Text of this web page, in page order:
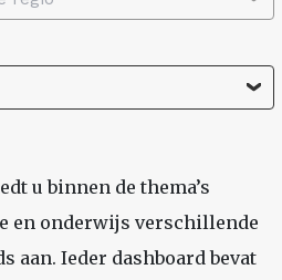
u binnen de thema’s
en onderwijs verschillende
aan. Ieder dashboard bevat